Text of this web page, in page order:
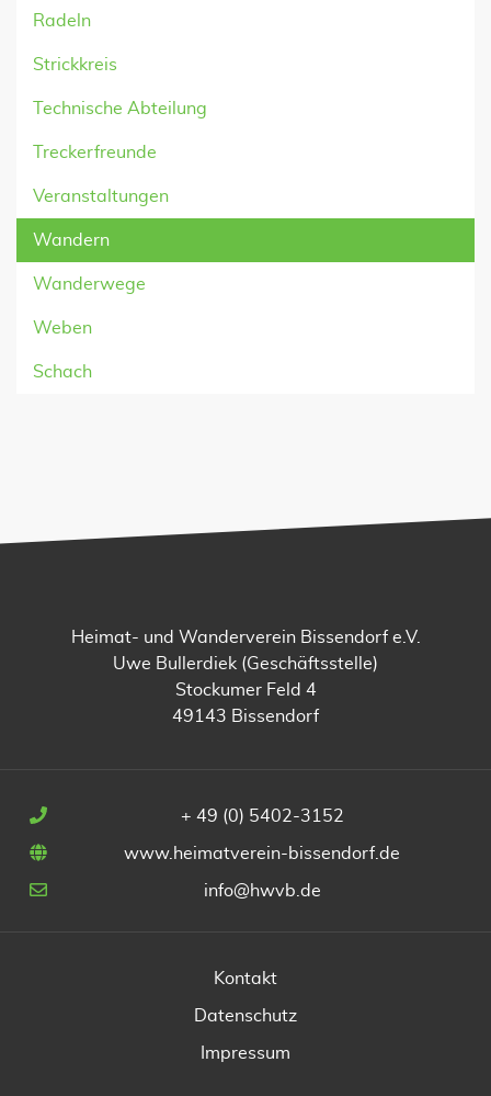
Radeln
Strickkreis
Technische Abteilung
Treckerfreunde
Veranstaltungen
Wandern
Wanderwege
Weben
Schach
Heimat- und Wanderverein Bissendorf e.V.
Uwe Bullerdiek (Geschäftsstelle)
Stockumer Feld 4
49143 Bissendorf
+ 49 (0) 5402-3152
www.heimatverein-bissendorf.de
info@hwvb.de
Kontakt
Datenschutz
Impressum